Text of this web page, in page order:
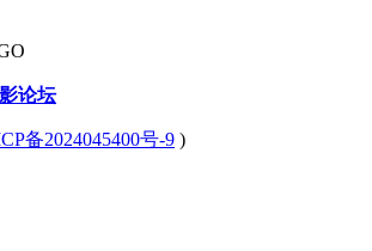
论坛
备2024045400号-9 )